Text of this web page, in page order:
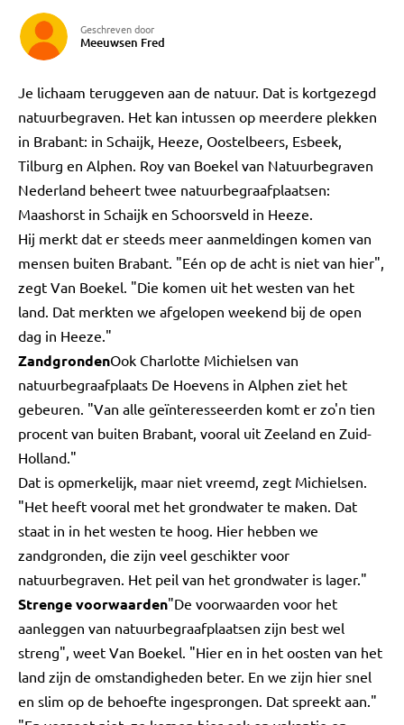
Geschreven door
Meeuwsen Fred
Je lichaam teruggeven aan de natuur. Dat is kortgezegd
natuurbegraven. Het kan intussen op meerdere plekken
in Brabant: in Schaijk, Heeze, Oostelbeers, Esbeek,
Tilburg en Alphen. Roy van Boekel van Natuurbegraven
Nederland beheert twee natuurbegraafplaatsen:
Maashorst in Schaijk en Schoorsveld in Heeze.
Hij merkt dat er steeds meer aanmeldingen komen van
mensen buiten Brabant. "Eén op de acht is niet van hier",
zegt Van Boekel. "Die komen uit het westen van het
land. Dat merkten we afgelopen weekend bij de open
dag in Heeze."
ZandgrondenOok Charlotte Michielsen van
natuurbegraafplaats De Hoevens in Alphen ziet het
gebeuren. "Van alle geïnteresseerden komt er zo'n tien
procent van buiten Brabant, vooral uit Zeeland en Zuid-
Holland."
Dat is opmerkelijk, maar niet vreemd, zegt Michielsen.
"Het heeft vooral met het grondwater te maken. Dat
staat in in het westen te hoog. Hier hebben we
zandgronden, die zijn veel geschikter voor
natuurbegraven. Het peil van het grondwater is lager."
Strenge voorwaarden"De voorwaarden voor het
aanleggen van natuurbegraafplaatsen zijn best wel
streng", weet Van Boekel. "Hier en in het oosten van het
land zijn de omstandigheden beter. En we zijn hier snel
en slim op de behoefte ingesprongen. Dat spreekt aan."